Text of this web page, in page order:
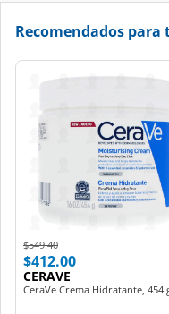
Recomendados para
Price reduced from
$549.40to
$412.00
CERAVE
CeraVe Crema Hidratante, 454